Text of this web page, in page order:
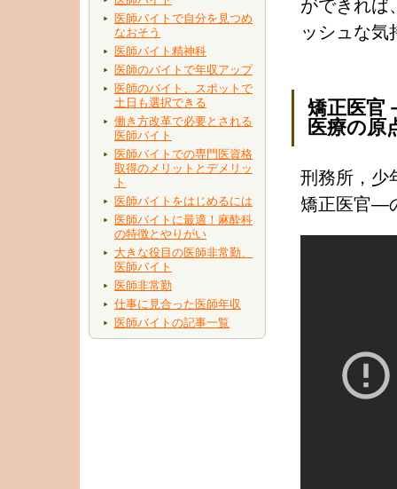
医師バイトで自分を見つめ
なおそう
医師バイト精神科
医師のバイトで年収アップ
医師のバイト、スポットで
土日も選択できる
働き方改革で必要とされる
医師バイト
医師バイトでの専門医資格
取得のメリットとデメリッ
ト
医師バイトをはじめるには
医師バイトに最適！麻酔科
の特徴とやりがい
大きな役目の医師非常勤、
医師バイト
医師非常勤
仕事に見合った医師年収
医師バイトの記事一覧
ができれば
ッシュな気
矯正医官
医療の原
刑務所，少
矯正医官―